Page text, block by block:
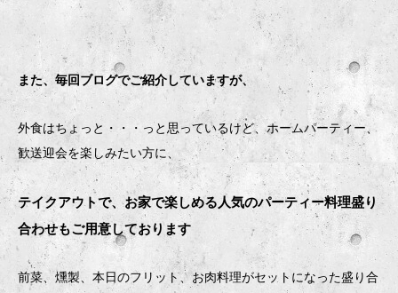
また、毎回ブログでご紹介していますが、
外食はちょっと・・・っと思っているけど、ホームパーティー、
歓送迎会を楽しみたい方に、
テイクアウトで、お家で楽しめる人気のパーティー料理盛り
合わせもご用意しております
前菜、燻製、本日のフリット、お肉料理がセットになった盛り合